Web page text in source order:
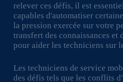
relever ces défis, il est
capables d'automatiser
la pression exercée sur votre
transfert des connaissances et
pour aider les techniciens sur
Les techniciens de service
des défis tels que les conflits